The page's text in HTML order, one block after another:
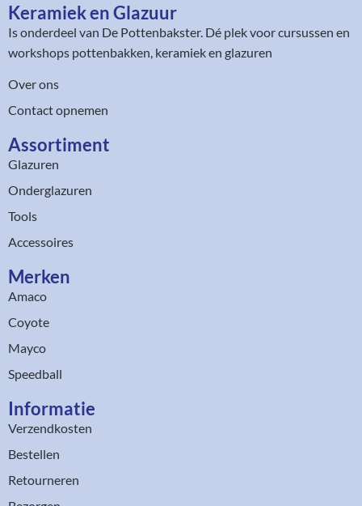
Keramiek en Glazuur​
Is onderdeel van De Pottenbakster. Dé plek voor cursussen en
workshops pottenbakken, keramiek en glazuren
Over ons
Contact opnemen
Assortiment​
Glazuren
Onderglazuren
Tools
Accessoires
Merken
Amaco
Coyote
Mayco
Speedball
Informatie
Verzendkosten
Bestellen
Retourneren